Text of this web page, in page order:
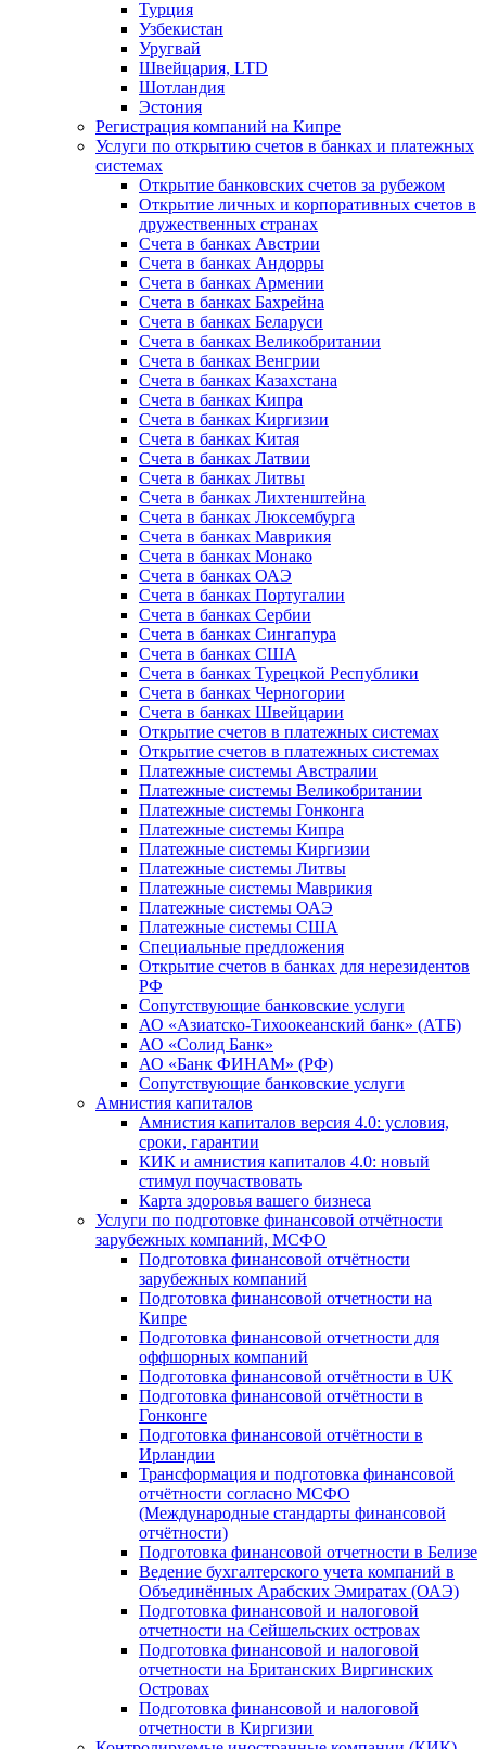
Турция
Узбекистан
Уругвай
Швейцария, LTD
Шотландия
Эстония
Регистрация компаний на Кипре
Услуги по открытию счетов в банках и платежных
системах
Открытие банковских счетов за рубежом
Открытие личных и корпоративных счетов в
дружественных странах
Счета в банках Австрии
Счета в банках Андорры
Счета в банках Армении
Счета в банках Бахрейна
Счета в банках Беларуси
Счета в банках Великобритании
Счета в банках Венгрии
Счета в банках Казахстана
Счета в банках Кипра
Счета в банках Киргизии
Счета в банках Китая
Счета в банках Латвии
Счета в банках Литвы
Счета в банках Лихтенштейна
Счета в банках Люксембурга
Счета в банках Маврикия
Счета в банках Монако
Счета в банках ОАЭ
Счета в банках Португалии
Счета в банках Сербии
Счета в банках Сингапура
Счета в банках США
Счета в банках Турецкой Республики
Счета в банках Черногории
Счета в банках Швейцарии
Открытие счетов в платежных системах
Открытие счетов в платежных системах
Платежные системы Австралии
Платежные системы Великобритании
Платежные системы Гонконга
Платежные системы Кипра
Платежные системы Киргизии
Платежные системы Литвы
Платежные системы Маврикия
Платежные системы ОАЭ
Платежные системы США
Специальные предложения
Открытие счетов в банках для нерезидентов
РФ
Сопутствующие банковские услуги
АО «Азиатско-Тихоокеанский банк» (АТБ)
АО «Солид Банк»
АО «Банк ФИНАМ» (РФ)
Сопутствующие банковские услуги
Амнистия капиталов
Амнистия капиталов версия 4.0: условия,
сроки, гарантии
КИК и амнистия капиталов 4.0: новый
стимул поучаствовать
Карта здоровья вашего бизнеса
Услуги по подготовке финансовой отчётности
зарубежных компаний, МСФО
Подготовка финансовой отчётности
зарубежных компаний
Подготовка финансовой отчетности на
Кипре
Подготовка финансовой отчетности для
оффшорных компаний
Подготовка финансовой отчётности в UK
Подготовка финансовой отчётности в
Гонконге
Подготовка финансовой отчётности в
Ирландии
Трансформация и подготовка финансовой
отчётности согласно МСФО
(Международные стандарты финансовой
отчётности)
Подготовка финансовой отчетности в Белизе
Ведение бухгалтерского учета компаний в
Объединённых Арабских Эмиратах (ОАЭ)
Подготовка финансовой и налоговой
отчетности на Сейшельских островах
Подготовка финансовой и налоговой
отчетности на Британских Виргинских
Островах
Подготовка финансовой и налоговой
отчетности в Киргизии